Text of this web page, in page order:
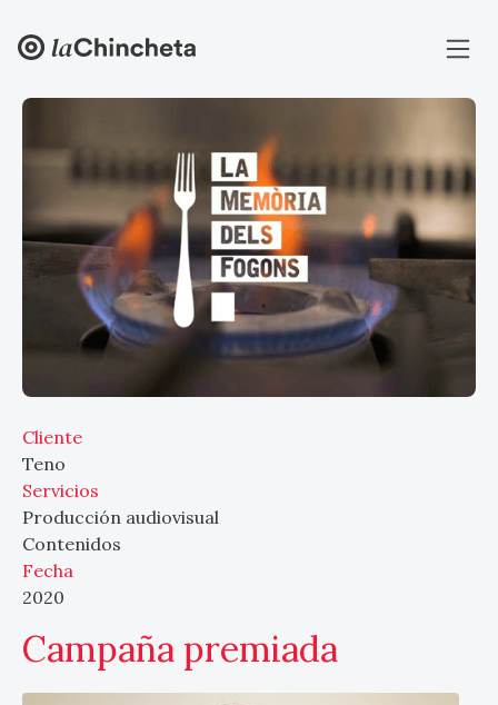
Cliente
Teno
Servicios
Producción audiovisual
Contenidos
Fecha
2020
Campaña premiada